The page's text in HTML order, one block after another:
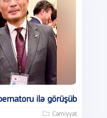
ilə görüşüb
Cəmiyyət